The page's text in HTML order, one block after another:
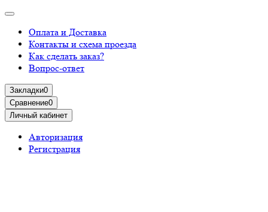
Оплата и Доставка
Контакты и схема проезда
Как сделать заказ?
Вопрос-ответ
Закладки0
Сравнение0
Личный кабинет
Авторизация
Регистрация